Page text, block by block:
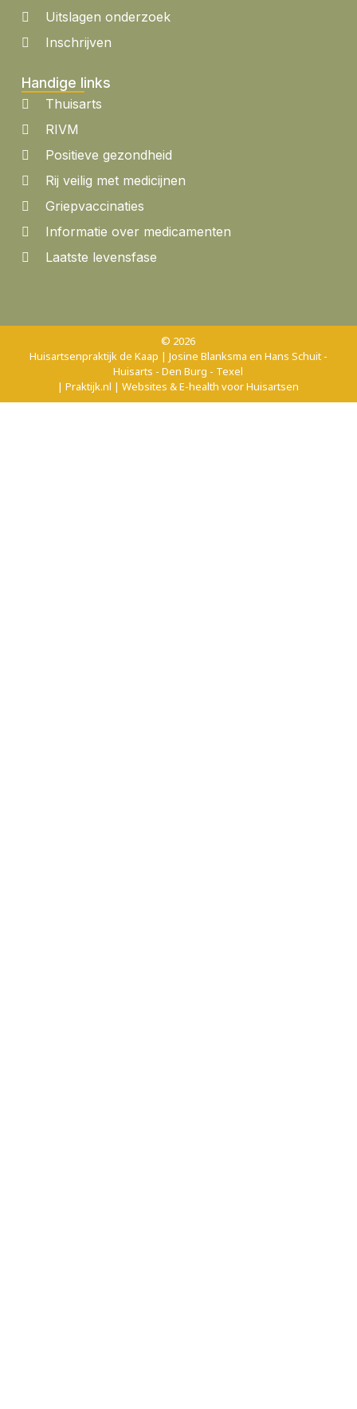
Uitslagen onderzoek
Inschrijven
Handige links
Thuisarts
RIVM
Positieve gezondheid
Rij veilig met medicijnen
Griepvaccinaties
Informatie over medicamenten
Laatste levensfase
© 2026
Huisartsenpraktijk de Kaap | Josine Blanksma en Hans Schuit -
Huisarts - Den Burg - Texel
| Praktijk.nl | Websites & E-health voor Huisartsen